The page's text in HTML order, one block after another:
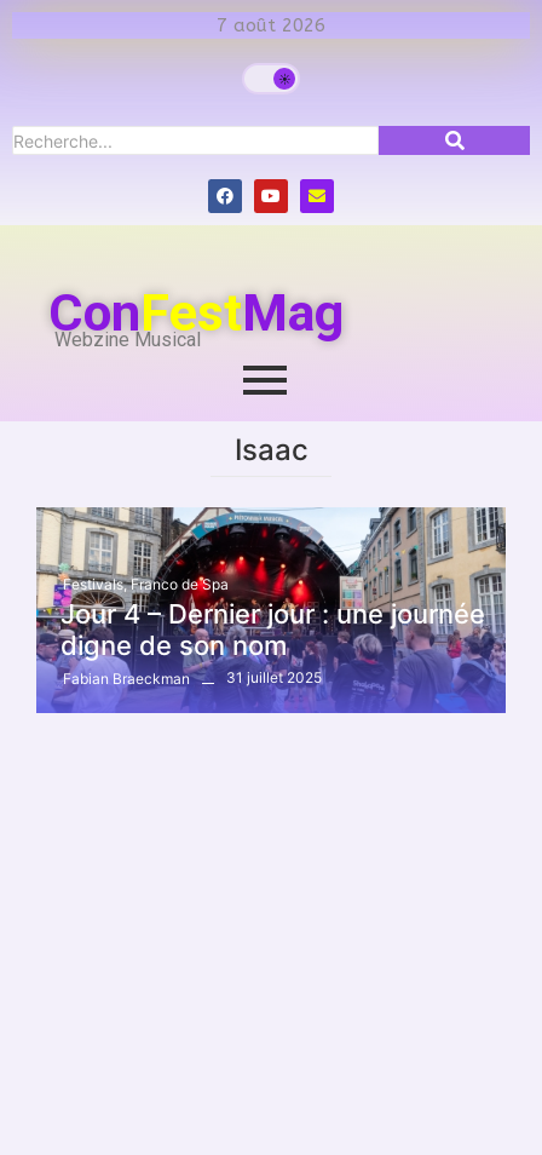
7 août 2026
ConFestMag
Webzine Musical
Isaac
Festivals, Franco de Spa
Jour 4 – Dernier jour : une journée
digne de son nom
Fabian Braeckman 31 juillet 2025